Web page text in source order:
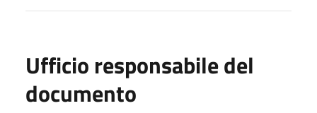
Ufficio responsabile del
documento